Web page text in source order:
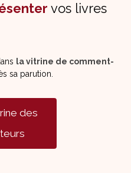
vos livres
la vitrine de comment-
sa parution.
des